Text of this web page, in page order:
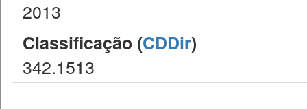
2013
Classificação (CDDir)
342.1513